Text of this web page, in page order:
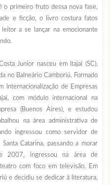
o primeiro fruto dessa nova fase.
e ficção, o livro costura fatos
a se lançar na emocionante
Junior nasceu em Itajaí (SC),
no Balneário Camboriú. Formado
Internacionalização de Empresas
com módulo internacional na
(Buenos Aires), e estudou
na área administrativa de
ingressou como servidor de
Catarina, passando a morar
2007, ingressou na área de
com foco em televisão. Em
e decidiu se dedicar à literatura.